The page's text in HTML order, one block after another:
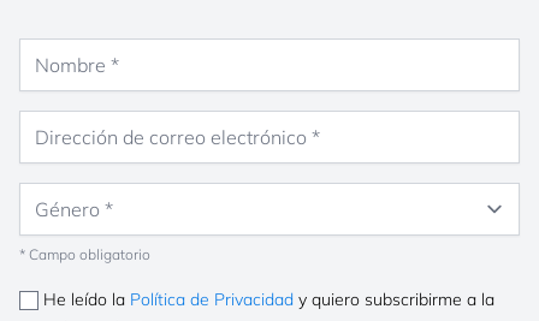
* Campo obligatorio
He leído la Política de Privacidad y quiero subscribirme a la